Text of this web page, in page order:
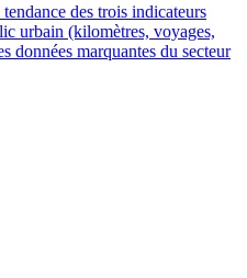
des trois indicateurs
urbain (kilomètres, voyages,
données marquantes du secteur